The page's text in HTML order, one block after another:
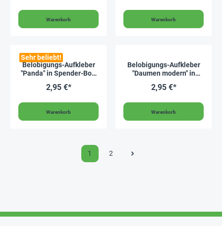
Warenkorb Warenkorb
Sehr beliebt!
Belobigungs-Aufkleber
"Panda" in Spender-Box,
2,95 €*
Warenkorb
Belobigungs-Aufkleber
"Daumen modern" in
2,95 €*
Warenkorb
1 2